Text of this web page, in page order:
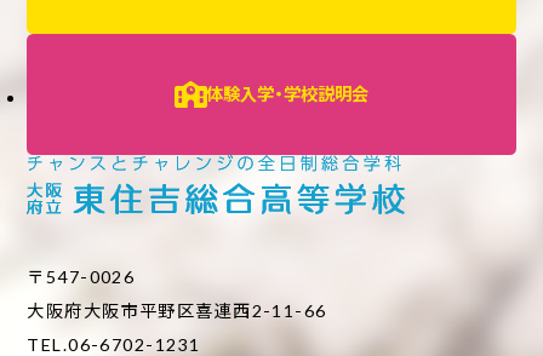
体験入学・学校説明会
〒547-0026
大阪府大阪市平野区喜連西2-11-66
TEL.06-6702-1231